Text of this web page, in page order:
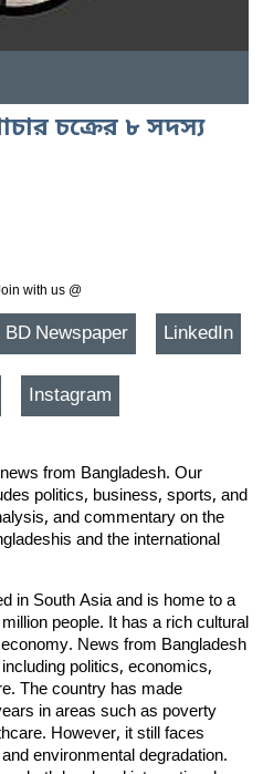
চক্রের ৮ সদস্য
with us @
BD Newspaper LinkedIn
Instagram
from Bangladesh. Our
politics, business, sports, and
and commentary on the
and the international
in South Asia and is home to a
people. It has a rich cultural
News from Bangladesh
politics, economics,
The country has made
in areas such as poverty
However, it still faces
environmental degradation.